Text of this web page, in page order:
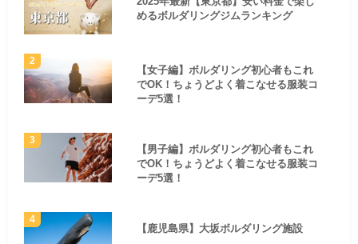
めるボルダリングジムランキング
【女子編】ボルダリング初心者もこれ
でOK！ちょうどよく着こなせる服装コ
ーデ5選！
【男子編】ボルダリング初心者もこれ
でOK！ちょうどよく着こなせる服装コ
ーデ5選！
【鹿児島県】大坂ボルダリング施設